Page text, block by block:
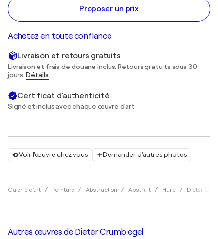
Voir l'œuvre chez vous Demander d'autres photos
Galerie d'art Peinture Abstraction Abstrait Huile Dieter
Proposer un prix
Achetez en toute confiance
Livraison et retours gratuits
Livraison et frais de douane inclus. Retours gratuits sous 30
jours.Détails
Certificat d'authenticité
Signé et inclus avec chaque œuvre d'art
Autres œuvres de Dieter Crumbiegel